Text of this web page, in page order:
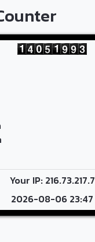
Your IP: 216.73.217.7
2026-08-06 23:47